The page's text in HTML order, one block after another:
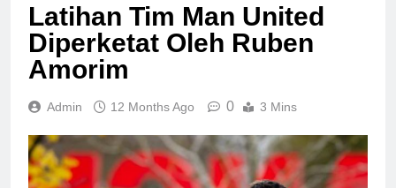
Latihan Tim Man United
Diperketat Oleh Ruben
Amorim
Admin 12 Months Ago 0 3 Mins